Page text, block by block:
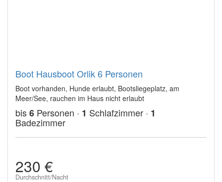
Boot Hausboot Orlik 6 Personen
Boot vorhanden, Hunde erlaubt, Bootsliegeplatz, am
Meer/See, rauchen im Haus nicht erlaubt
bis6 Personen · 1 Schlafzimmer · 1
Badezimmer
230 €
Durchschnitt/Nacht